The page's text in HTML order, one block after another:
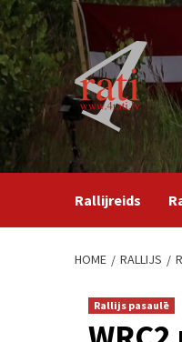
Skip
to
content
Rallijreids
HOME RALLIJS
Rallijs pasaulē